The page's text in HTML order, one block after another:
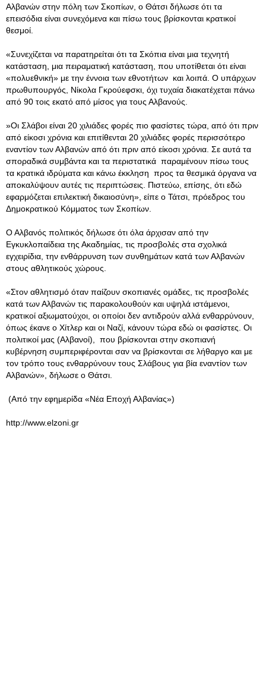
Αλβανών στην πόλη των Σκοπίων, ο Θάτσι δήλωσε ότι τα
επεισόδια είναι συνεχόμενα και πίσω τους βρίσκονται κρατικοί
θεσμοί.
«Συνεχίζεται να παρατηρείται ότι τα Σκόπια είναι μια τεχνητή
κατάσταση, μια πειραματική κατάσταση, που υποτίθεται ότι είναι
«πολυεθνική» με την έννοια των εθνοτήτων και λοιπά. Ο υπάρχων
πρωθυπουργός, Νίκολα Γκρούεφσκι, όχι τυχαία διακατέχεται πάνω
από 90 τοις εκατό από μίσος για τους Αλβανούς.
»Οι Σλάβοι είναι 20 χιλιάδες φορές πιο φασίστες τώρα, από ότι πριν
από είκοσι χρόνια και επιτίθενται 20 χιλιάδες φορές περισσότερο
εναντίον των Αλβανών από ότι πριν από είκοσι χρόνια. Σε αυτά τα
σποραδικά συμβάντα και τα περιστατικά παραμένουν πίσω τους
τα κρατικά ιδρύματα και κάνω έκκληση προς τα θεσμικά όργανα να
αποκαλύψουν αυτές τις περιπτώσεις. Πιστεύω, επίσης, ότι εδώ
εφαρμόζεται επιλεκτική δικαιοσύνη», είπε ο Τάτσι, πρόεδρος του
Δημοκρατικού Κόμματος των Σκοπίων.
Ο Αλβανός πολιτικός δήλωσε ότι όλα άρχισαν από την
Εγκυκλοπαίδεια της Ακαδημίας, τις προσβολές στα σχολικά
εγχειρίδια, την ενθάρρυνση των συνθημάτων κατά των Αλβανών
στους αθλητικούς χώρους.
«Στον αθλητισμό όταν παίζουν σκοπιανές ομάδες, τις προσβολές
κατά των Αλβανών τις παρακολουθούν και υψηλά ιστάμενοι,
κρατικοί αξιωματούχοι, οι οποίοι δεν αντιδρούν αλλά ενθαρρύνουν,
όπως έκανε ο Χίτλερ και οι Ναζί, κάνουν τώρα εδώ οι φασίστες. Οι
πολιτικοί μας (Αλβανοί), που βρίσκονται στην σκοπιανή
κυβέρνηση συμπεριφέρονται σαν να βρίσκονται σε λήθαργο και με
τον τρόπο τους ενθαρρύνουν τους Σλάβους για βία εναντίον των
Αλβανών», δήλωσε ο Θάτσι.
(Από την εφημερίδα «Νέα Εποχή Αλβανίας»)
http://www.elzoni.gr